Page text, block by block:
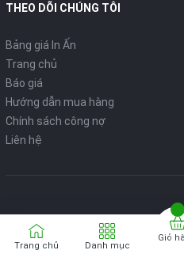
THEO DÕI CHÚNG TÔI
Bảng giá In Ấn
Trang chủ
Báo giá
Hướng dẫn mua hàng
Chính sách công nợ
Liên hệ
Bản quyển thuộc về VPP ONLINE
Trang chủ Danh mục
Giỏ